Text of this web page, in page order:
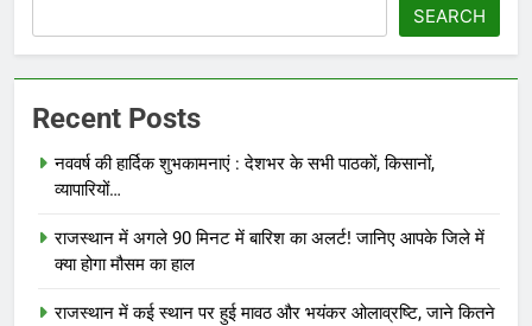
SEARCH
Recent Posts
नववर्ष की हार्दिक शुभकामनाएं : देशभर के सभी पाठकों, किसानों,
व्यापारियों…
राजस्थान में अगले 90 मिनट में बारिश का अलर्ट! जानिए आपके जिले में
क्या होगा मौसम का हाल
राजस्थान में कई स्थान पर हुई मावठ और भयंकर ओलाव्रष्टि, जाने कितने